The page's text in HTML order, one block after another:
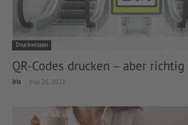
Druckwissen
QR-Codes drucken – aber richtig
Iris Mai 26, 2021